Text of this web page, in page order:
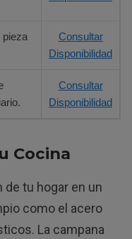
pieza
Consultar
Disponibilidad
Consultar
Disponibilidad
Cocina
tu hogar en un
como el acero
La campana